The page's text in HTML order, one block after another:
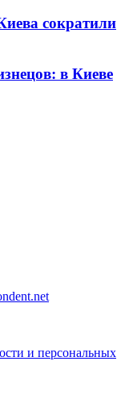
сократили
в Киеве
и персональных